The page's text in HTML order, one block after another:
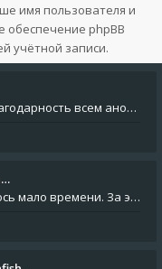
имя пользователя и
обеспечение phpBB
учётной записи.
Хочу выразить искреннюю благодарность всем анонимным пользователям, которые поддержали наше сообщество финансово. Благод
💡 Друзья, скажу прямо. Осталось мало времени. За это время нам нужно закрыть последние обязательные расходы: около 500